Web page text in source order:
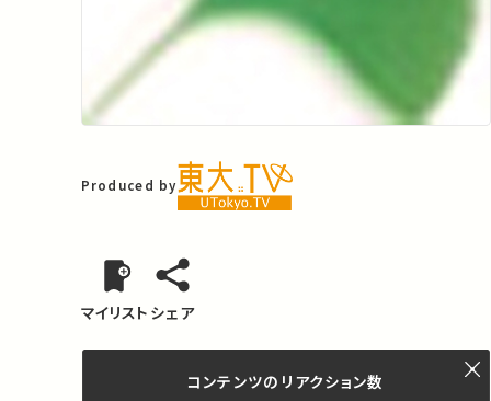
Produced by
マイリスト シェア
コンテンツの リアクション数